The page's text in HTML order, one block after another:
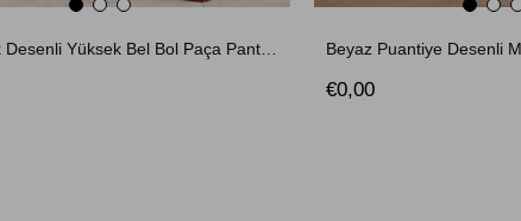
Beyaz Puantiye Desenli
€0,00